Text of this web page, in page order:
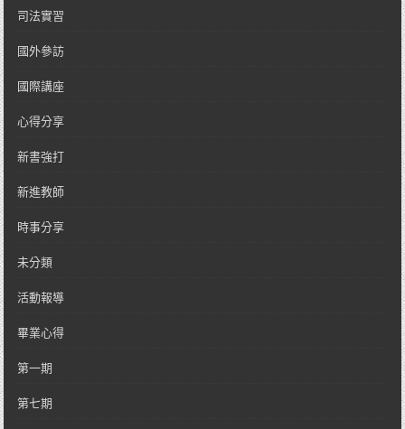
司法實習
國外參訪
國際講座
心得分享
新書強打
新進教師
時事分享
未分類
活動報導
畢業心得
第一期
第七期